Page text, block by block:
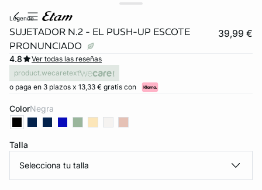
legende
SUJETADOR N.2 - EL PUSH-UP ESCOTE
PRONUNCIADO
39,99 €
4.8
Ver todas las reseñas
product.wecaretext
o paga en 3 plazos x 13,33 € gratis con
Color negra
Talla
Selecciona tu talla